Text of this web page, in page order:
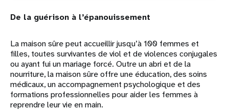
De la guérison à l’épanouissement
La maison sûre peut accueillir jusqu’à 100 femmes et
filles, toutes survivantes de viol et de violences conjugales
ou ayant fui un mariage forcé. Outre un abri et de la
nourriture, la maison sûre offre une éducation, des soins
médicaux, un accompagnement psychologique et des
formations professionnelles pour aider les femmes à
reprendre leur vie en main.